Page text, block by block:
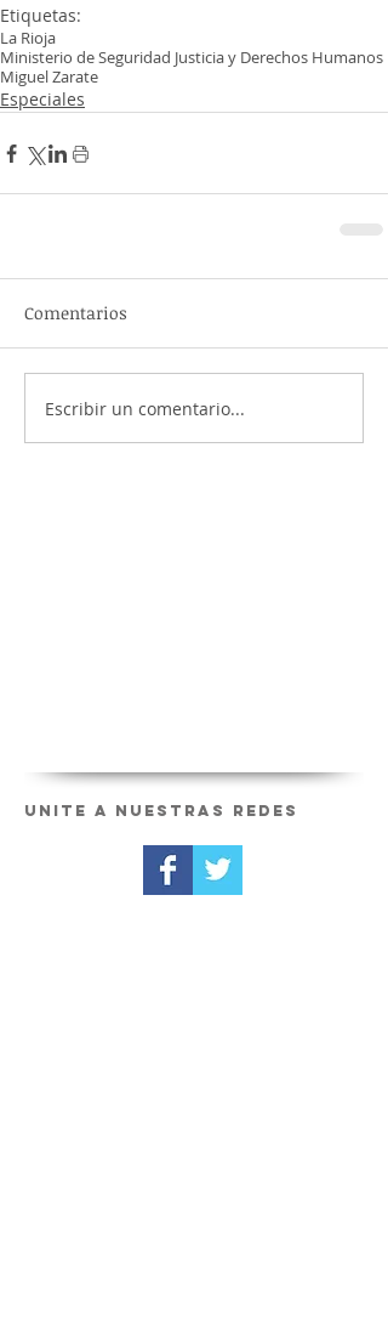
Etiquetas:
La Rioja
Ministerio de Seguridad Justicia y Derechos Humanos
Miguel Zarate
Especiales
Comentarios
Escribir un comentario...
Unite a nuestras redes